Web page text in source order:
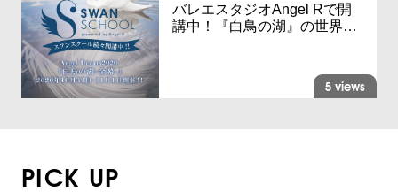
バレエスタジオAngel Rで開
講中！『白鳥の湖』の世界…
5 views
PICK UP